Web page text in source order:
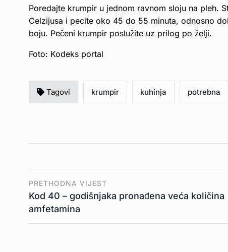
Poredajte krumpir u jednom ravnom sloju na pleh.
Celzijusa i pecite oko 45 do 55 minuta, odnosno
boju. Pečeni krumpir poslužite uz prilog po želji.
Foto: Kodeks portal
Tagovi krumpir kuhinja potrebna
PRETHODNA VIJEST
Kod 40 – godišnjaka pronađena veća količina
amfetamina